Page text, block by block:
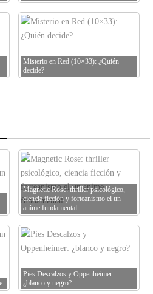
Misterio en Red (10×33): ¿Quién
decide?
Magnetic Rose: thriller psicológico,
ciencia ficción y forteanismo el un
anime fundamental
Pies Descalzos y Oppenheimer:
¿blanco y negro?